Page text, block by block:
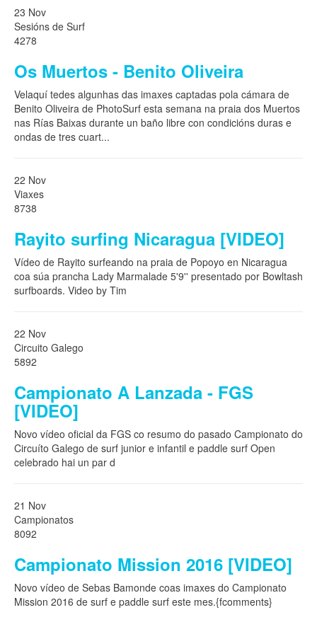
23 Nov
Sesións de Surf
4278
Os Muertos - Benito Oliveira
Velaquí tedes algunhas das imaxes captadas pola cámara de
Benito Oliveira de PhotoSurf esta semana na praia dos Muertos
nas Rías Baixas durante un baño libre con condicións duras e
ondas de tres cuart...
22 Nov
Viaxes
8738
Rayito surfing Nicaragua [VIDEO]
Vídeo de Rayito surfeando na praia de Popoyo en Nicaragua
coa súa prancha Lady Marmalade 5'9'' presentado por Bowltash
surfboards. Video by Tim
22 Nov
Circuito Galego
5892
Campionato A Lanzada - FGS
[VIDEO]
Novo vídeo oficial da FGS co resumo do pasado Campionato do
Circuíto Galego de surf junior e infantil e paddle surf Open
celebrado hai un par d
21 Nov
Campionatos
8092
Campionato Mission 2016 [VIDEO]
Novo vídeo de Sebas Bamonde coas imaxes do Campionato
Mission 2016 de surf e paddle surf este mes.{fcomments}